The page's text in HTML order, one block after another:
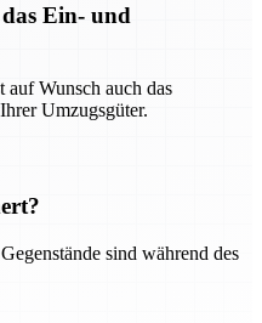
Ein- und
auf Wunsch auch das
Umzugsgüter.
sind während des